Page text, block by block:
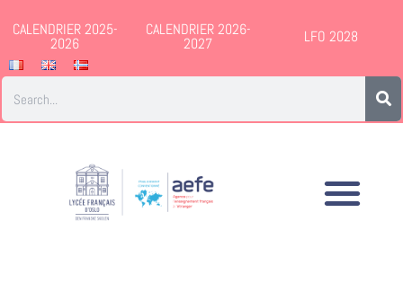
CALENDRIER 2025-
2026
CALENDRIER 2026-
2027 LFO 2028